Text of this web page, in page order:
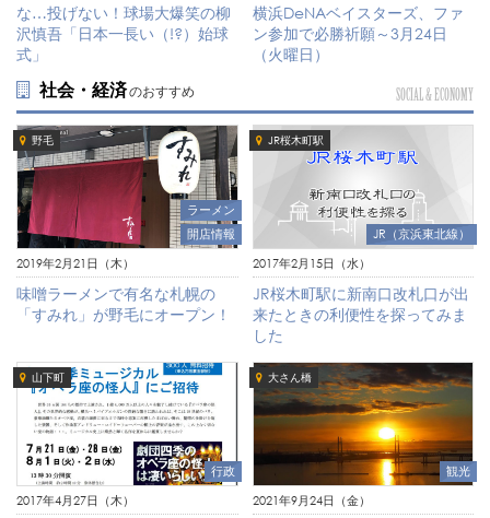
な…投げない！球場大爆笑の柳
沢慎吾「日本一長い（!?）始球
式」
横浜DeNAベイスターズ、ファ
ン参加で必勝祈願～3月24日
（火曜日）
社会・経済のおすすめ SOCIAL & ECONOMY
野毛
ラーメン
開店情報
2019年2月21日（木）
味噌ラーメンで有名な札幌の
「すみれ」が野毛にオープン！
JR桜木町駅
JR（京浜東北線）
2017年2月15日（水）
JR桜木町駅に新南口改札口が出
来たときの利便性を探ってみま
した
山下町
行政
2017年4月27日（木）
大さん橋
観光
2021年9月24日（金）